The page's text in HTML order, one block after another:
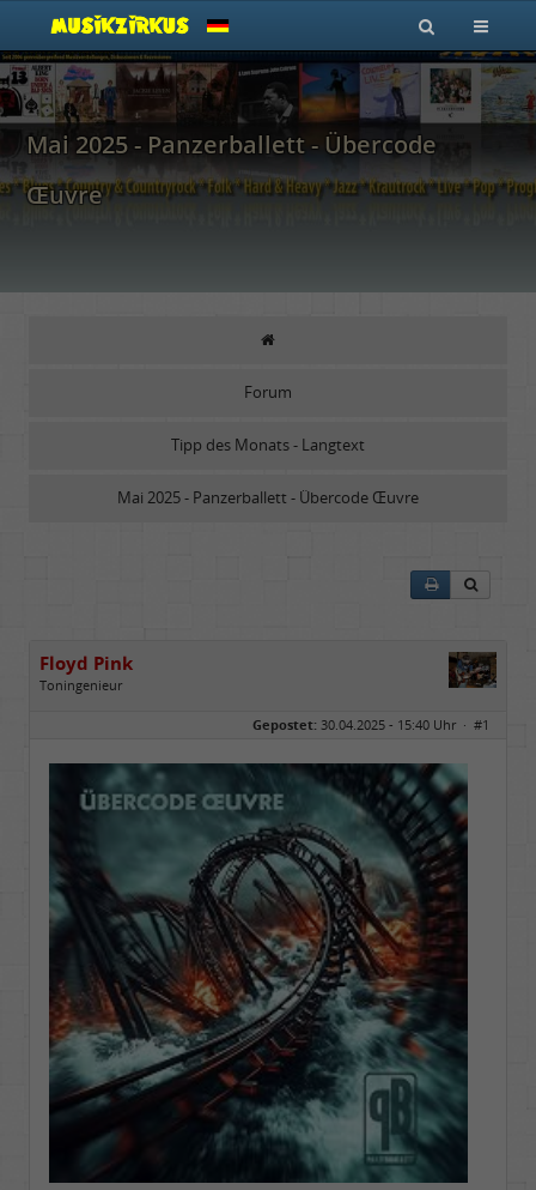
Mai 2025 - Panzerballett - Übercode
Œuvre
Forum
Tipp des Monats - Langtext
Mai 2025 - Panzerballett - Übercode Œuvre
Floyd Pink
Toningenieur
Dabei seit:
03 / 2007
Gepostet: 30.04.2025 - 15:40 Uhr · #1